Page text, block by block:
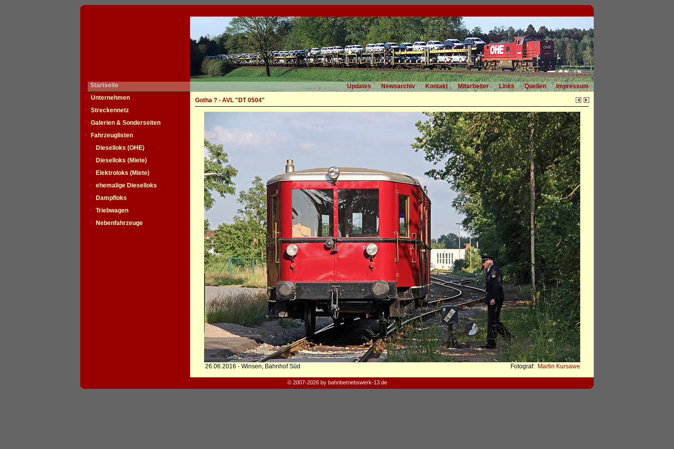
Startseite Updates Newsarchiv Kontakt Mitarbeiter Links Quellen
Impressum
Unternehmen
Streckennetz
Galerien & Sonderseiten
Fahrzeuglisten
Dieselloks (OHE)
Dieselloks (Miete)
Elektroloks (Miete)
ehemalige Dieselloks
Dampfloks
Triebwagen
Nebenfahrzeuge
Gotha ? - AVL "DT 0504"
26.06.2016 - Winsen, Bahnhof Süd Fotograf: Martin Kursawe
© 2007-2026 by bahnbetriebswerk-13.de